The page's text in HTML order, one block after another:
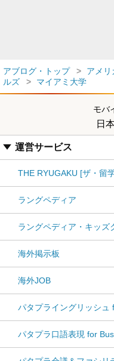
アブログ・トップ アメリ
ルズ
マイアミ大学
モバ
日
運営サービス
THE RYUGAKU [ザ・留
ラングペディア
ラングペディア・キッズ
海外掲示板
海外JOB
パタプライングリッシュ
パタプラ口語表現 for